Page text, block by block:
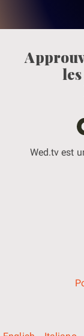
Wed.tv est